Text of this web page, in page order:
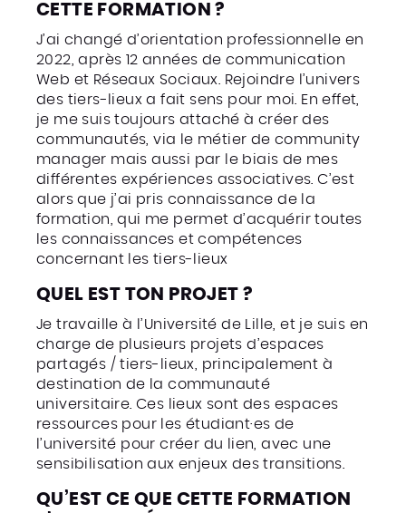
CETTE FORMATION ?
J’ai changé d’orientation professionnelle en
2022, après 12 années de communication
Web et Réseaux Sociaux. Rejoindre l’univers
des tiers-lieux a fait sens pour moi. En effet,
je me suis toujours attaché à créer des
communautés, via le métier de community
manager mais aussi par le biais de mes
différentes expériences associatives. C’est
alors que j’ai pris connaissance de la
formation, qui me permet d’acquérir toutes
les connaissances et compétences
concernant les tiers-lieux
QUEL EST TON PROJET ?
Je travaille à l’Université de Lille, et je suis en
charge de plusieurs projets d’espaces
partagés / tiers-lieux, principalement à
destination de la communauté
universitaire. Ces lieux sont des espaces
ressources pour les étudiant·es de
l’université pour créer du lien, avec une
sensibilisation aux enjeux des transitions.
QU’EST CE QUE CETTE FORMATION